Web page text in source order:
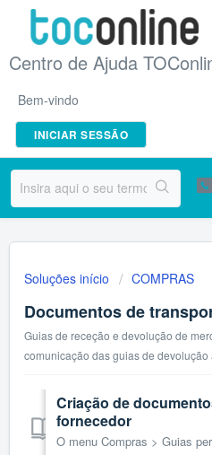
Centro de Ajuda
Bem-vindo
INICIAR SESSÃO
Soluções início COMPRAS
Documentos de
Guias de receção e devolução de
comunicação das guias de devolução
Criação de
fornecedor